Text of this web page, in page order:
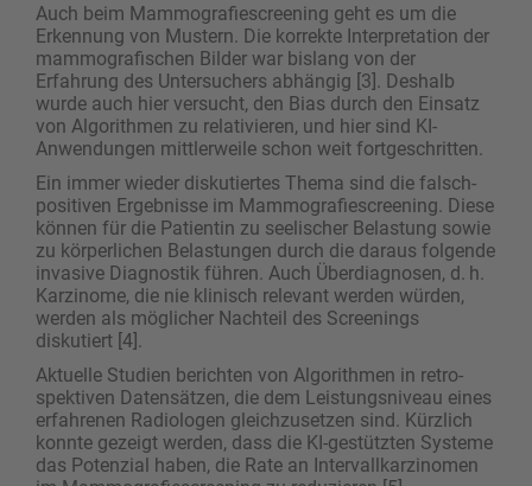
Auch beim Mammografiescreening geht es um die
Erkennung von Mustern. Die korrekte Interpretation der
mammografischen Bilder war bislang von der
Erfahrung des Untersuchers abhängig [3]. ­Deshalb
wurde auch hier versucht, den Bias durch den Einsatz
von Algorithmen zu relativieren, und hier sind KI-
Anwendungen mittlerweile schon weit fortgeschritten.
Ein immer wieder diskutiertes Thema sind die falsch-
positiven Ergebnisse im Mammografiescreening. Diese
können für die Patientin zu seelischer Belastung sowie
zu körperlichen Belastungen durch die daraus folgende
invasive Diagnostik führen. Auch Überdiagnosen, d. h.
Karzinome, die nie klinisch relevant werden würden,
werden als möglicher Nachteil des Screenings
diskutiert [4].
Aktuelle Studien berichten von Algorithmen in retro­
spektiven Datensätzen, die dem Leistungsniveau eines
erfahrenen Radiologen gleichzusetzen sind. Kürzlich
konnte gezeigt werden, dass die KI-gestützten Systeme
das Potenzial haben, die Rate an Intervallkarzinomen